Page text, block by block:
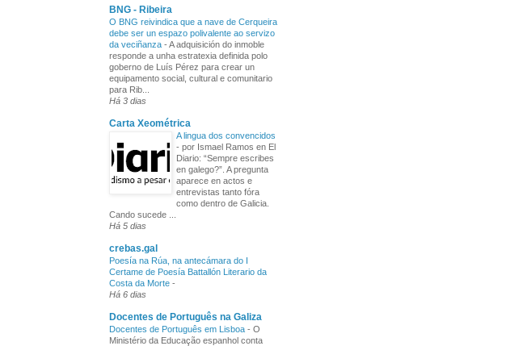
BNG - Ribeira
O BNG reivindica que a nave de Cerqueira
debe ser un espazo polivalente ao servizo
da veciñanza - A adquisición do inmoble
responde a unha estratexia definida polo
goberno de Luís Pérez para crear un
equipamento social, cultural e comunitario
para Rib...
Há 3 dias
Carta Xeométrica
A lingua dos convencidos
- por Ismael Ramos en El
Diario: “Sempre escribes
en galego?”. A pregunta
aparece en actos e
entrevistas tanto fóra
como dentro de Galicia.
Cando sucede ...
Há 5 dias
crebas.gal
Poesía na Rúa, na antecámara do I
Certame de Poesía Battallón Literario da
Costa da Morte -
Há 6 dias
Docentes de Português na Galiza
Docentes de Português em Lisboa - O
Ministério da Educação espanhol conta